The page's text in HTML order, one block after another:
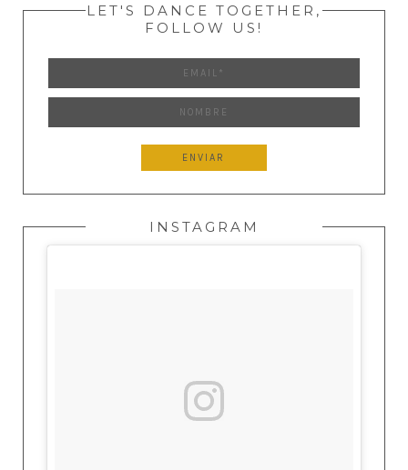
LET'S DANCE TOGETHER,
FOLLOW US!
INSTAGRAM